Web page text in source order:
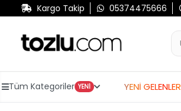
Kargo Takip 05374475666
Tüm Kategoriler YENİ YENİ GELENLER